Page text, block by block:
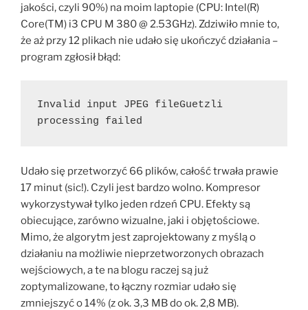
jakości, czyli 90%) na moim laptopie (CPU: Intel(R)
Core(TM) i3 CPU M 380 @ 2.53GHz). Zdziwiło mnie to,
że aż przy 12 plikach nie udało się ukończyć działania –
program zgłosił błąd:
Invalid input JPEG fileGuetzli
processing failed
Udało się przetworzyć 66 plików, całość trwała prawie
17 minut (sic!). Czyli jest bardzo wolno. Kompresor
wykorzystywał tylko jeden rdzeń CPU. Efekty są
obiecujące, zarówno wizualne, jaki i objętościowe.
Mimo, że algorytm jest zaprojektowany z myślą o
działaniu na możliwie nieprzetworzonych obrazach
wejściowych, a te na blogu raczej są już
zoptymalizowane, to łączny rozmiar udało się
zmniejszyć o 14% (z ok. 3,3 MB do ok. 2,8 MB).